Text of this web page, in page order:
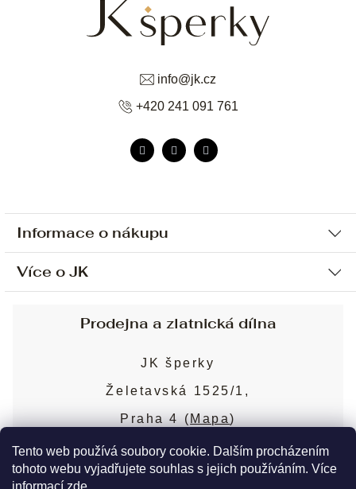
Tento web používá soubory cookie. Dalším procházením
tohoto webu vyjadřujete souhlas s jejich používáním. Více
informací zde
Informace o nákupu
Ochrana osobních údajů
Sjednání osobní schůzky
Obchodní podmínky
Puncovní značky
Více o JK
Blog
Nejčastější dotazy
info@jk.cz
+420 241 091 761
Prodejna a zlatnická dílna
JK šperky
Želetavská 1525/1,
Praha 4 ( Mapa)
Více o prodejně